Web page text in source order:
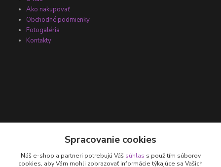
Ako nakupovať
Obchodné podmienky
Fotogaléria
Kontakty
+421 905 531 251
Spracovanie cookies
Náš e-shop a partneri potrebujú Váš súhlas s použitím súborov
cookies, aby Vám mohli zobrazovať informácie týkajúce sa Vašich